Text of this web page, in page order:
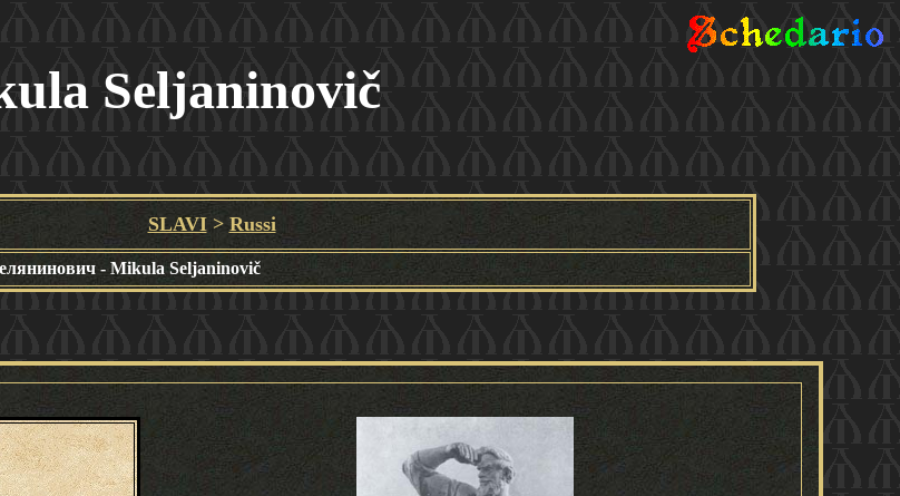
Seljaninovič
SLAVI> Russi
- Mikula Seljaninovič